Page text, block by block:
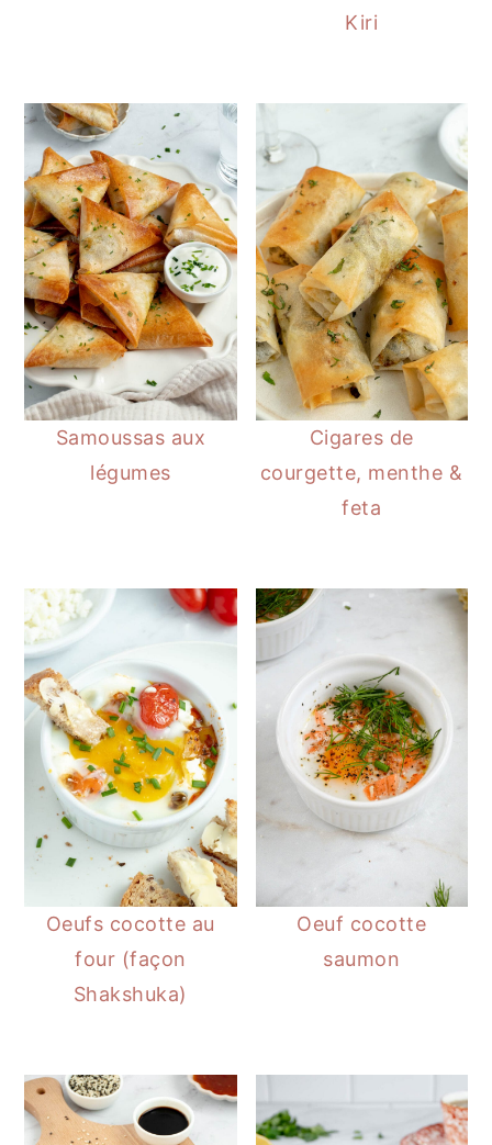
Kiri
Samoussas aux
légumes
Cigares de
courgette, menthe &
feta
Oeufs cocotte au
four (façon
Shakshuka)
Oeuf cocotte
saumon